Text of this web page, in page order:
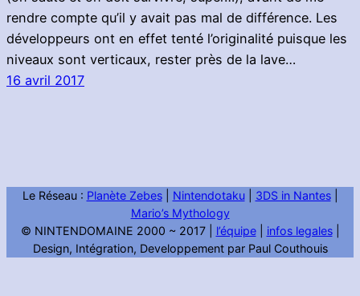
rendre compte qu’il y avait pas mal de différence. Les
développeurs ont en effet tenté l’originalité puisque les
niveaux sont verticaux, rester près de la lave…
16 avril 2017
Le Réseau : Planète Zebes| Nintendotaku| 3DS in Nantes|
Mario’s Mythology
© NINTENDOMAINE 2000 ~ 2017 | l’équipe| infos legales|
Design, Intégration, Developpement par Paul Couthouis